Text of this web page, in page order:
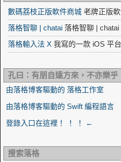
數碼荔枝正版軟件商城 老牌正版
落格智聊 | chatai 落格智聊 | chatai
落格輸入法 X 我寫的一款 iOS 平
孔曰：有朋自遠方來，不亦樂乎
由落格博客驅動的 落格工作室
由落格博客驅動的 Swift 編程語言
登錄入口在這裡！ ！ ！ ←
搜索落格